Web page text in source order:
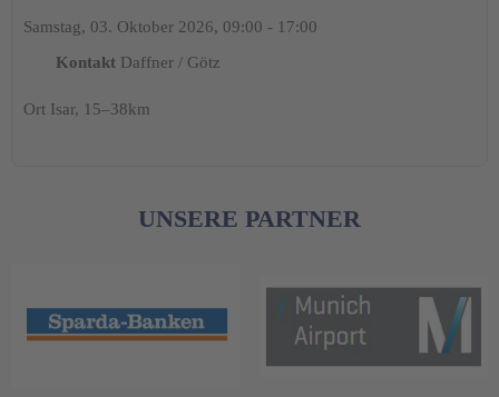
Samstag, 03. Oktober 2026, 09:00 - 17:00
Kontakt Daffner / Götz
Ort Isar, 15–38km
UNSERE PARTNER